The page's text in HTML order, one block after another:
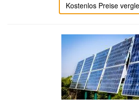
Kostenlos Preise